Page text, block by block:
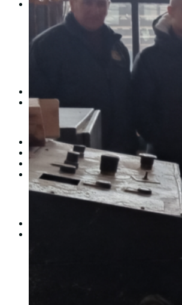
Студентам
Денна форма навчання
Заочна форма навчання
Студентська рада
Документація. Карантин
Документація. Воєнний стан
Центр кар’єри та працевлаштування
Центр дуальної освіти
Міжнародне співробітництво
Міжнародне співробітництво для
Міжнародне співробітництво для
Угоди та договори
Вісник
Контакти
Публічність
Кваліфікаційний центр МФК
Нормативно-правова база
Форма заяви здобувача
Перелік професій
Про формальну, неформальну та